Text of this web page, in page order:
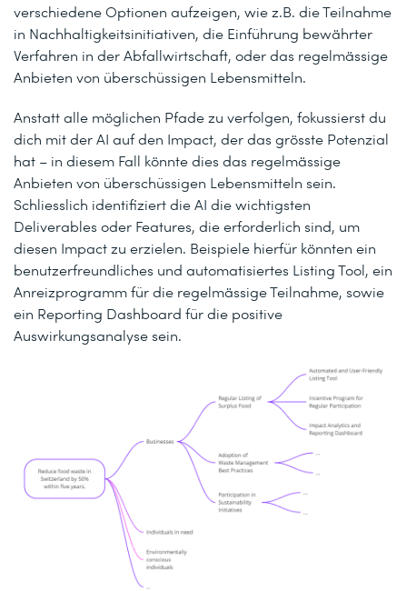
verschiedene Optionen aufzeigen, wie z.B. die Teilnahme
in Nachhaltigkeitsinitiativen, die Einführung bewährter
Verfahren in der Abfallwirtschaft, oder das regelmässige
Anbieten von überschüssigen Lebensmitteln.
Anstatt alle möglichen Pfade zu verfolgen, fokussierst du
dich mit der AI auf den Impact, der das grösste Potenzial
hat – in diesem Fall könnte dies das regelmässige
Anbieten von überschüssigen Lebensmitteln sein.
Schliesslich identifiziert die AI die wichtigsten
Deliverables oder Features, die erforderlich sind, um
diesen Impact zu erzielen. Beispiele hierfür könnten ein
benutzerfreundliches und automatisiertes Listing Tool, ein
Anreizprogramm für die regelmässige Teilnahme, sowie
ein Reporting Dashboard für die positive
Auswirkungsanalyse sein.